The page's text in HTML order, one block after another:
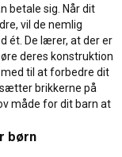
betale sig. Når dit
vil de nemlig
ét. De lærer, at der er
deres konstruktion
til at forbedre dit
brikkerne på
måde for dit barn at
børn